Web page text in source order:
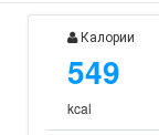
Калории
549
kcal